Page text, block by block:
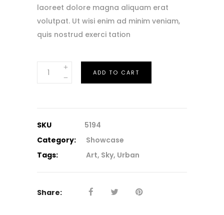
laoreet dolore magna aliquam erat
volutpat. Ut wisi enim ad minim veniam,
quis nostrud exerci tation
Virtual
Product
ADD TO CART
SKU
5194
Category:
Showcase
Tags:
Art, Sky, Urban
Share: